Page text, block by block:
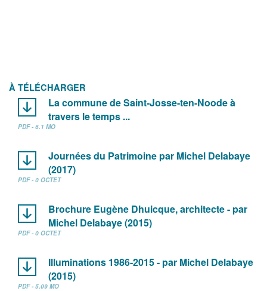
À TÉLÉCHARGER
La commune de Saint-Josse-ten-Noode à
travers le temps ...
PDF - 6.1 MO
Journées du Patrimoine par Michel Delabaye
(2017)
PDF - 0 OCTET
Brochure Eugène Dhuicque, architecte - par
Michel Delabaye (2015)
PDF - 0 OCTET
Illuminations 1986-2015 - par Michel Delabaye
(2015)
PDF - 5.09 MO